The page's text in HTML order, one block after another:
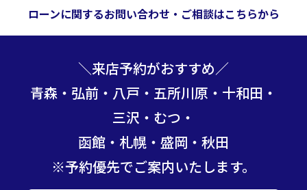
ローンに関するお問い合わせ・ご相談はこちらから
＼来店予約がおすすめ／
青森・弘前・八戸・五所川原・十和田・
三沢・むつ・
函館・札幌・盛岡・秋田
※予約優先でご案内いたします。